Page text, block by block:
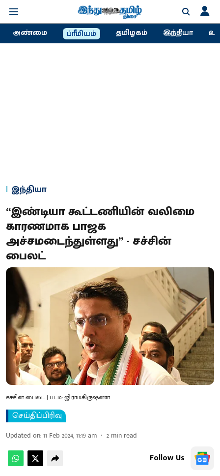
அண்மை ப்ரீமியம் தமிழகம் இந்தியா
இந்தியா
“இண்டியா கூட்டணியின் வலிமை
காரணமாக பாஜக
அச்சமடைந்துள்ளது” - சச்சின்
பைலட்
சச்சின் பைலட் | படம்: ஜி.ராமகிருஷ்ணா
செய்திப்பிரிவு
Updated on:11 Feb 2024, 11:19 am 2 min read
Follow Us